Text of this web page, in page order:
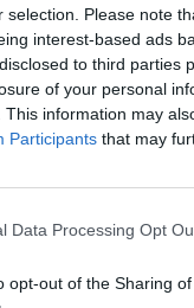
selection. Please note
interest-based ads
to third parties
of your personal
This information may
Participants that may
Data Processing Opt
opt-out of the Sharing
(ETF) за
ключов
са
седмица за